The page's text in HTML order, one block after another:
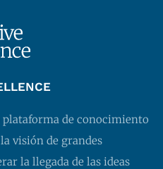
plataforma de conocimiento
visión de grandes
la llegada de las ideas